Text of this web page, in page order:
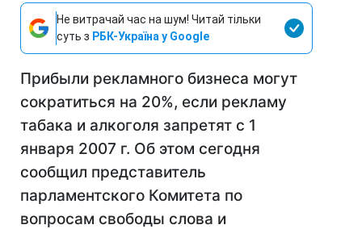
Не витрачай час на шум! Читай тільки
суть з РБК-Україна у Google
Прибыли рекламного бизнеса могут
сократиться на 20%, если рекламу
табака и алкоголя запретят с 1
января 2007 г. Об этом сегодня
сообщил представитель
парламентского Комитета по
вопросам свободы слова и